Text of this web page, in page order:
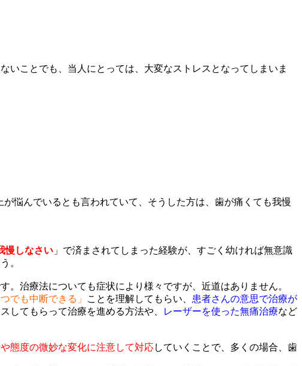
ことでも、当人にとっては、大変なストレスとなってしまいま
悩んでいるとも言われていて、そうした方は、歯が痛くても我慢
慢しなさい 」で済まされてしまった経験が、すごく幼ければ無意識
。
治療法についても症状により様々ですが、近道はありません。
でも中断できる」 ことを理解してもらい、 患者さんの意思で治療が
してもらって治療を進める方法や、 レーザーを使った無痛治療など
態度の微妙な変化に注意して対応していくことで、多くの場合、歯